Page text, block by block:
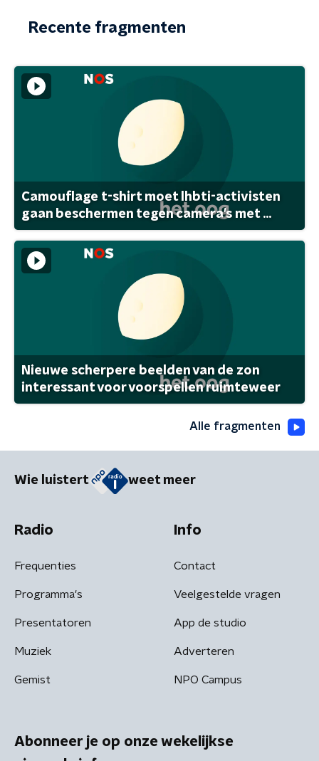
Recente fragmenten
Camouflage t-shirt moet lhbti-activisten
gaan beschermen tegen camera's met ...
Nieuwe scherpere beelden van de zon
interessant voor voorspellen ruimteweer
Alle fragmenten
Wie luistert weet meer
Radio
Frequenties
Programma's
Presentatoren
Muziek
Gemist
Info
Contact
Veelgestelde vragen
App de studio
Adverteren
NPO Campus
Abonneer je op onze wekelijkse